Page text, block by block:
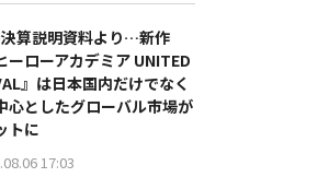
算説明資料より…新作
ーローアカデミア UNITED
』は日本国内だけでなく
心としたグローバル市場が
トに
17:03